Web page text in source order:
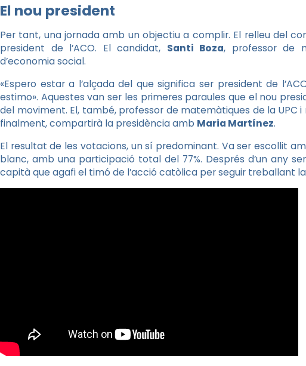
El nou president
Per tant, una jornada amb un objectiu a complir. El relleu del
president de l’ACO. El candidat, Santi Boza, professor de
d’economia social.
«Espero estar a l’alçada del que significa ser president de
estimo». Aquestes van ser les primeres paraules que el nou
del moviment. El, també, professor de matemàtiques de la UPC i
finalment, compartirà la presidència amb Maria Martínez.
El resultat de les votacions, un sí predominant. Va ser escollit
blanc, amb una participació total del 77%. Després d’un any
capità que agafi el timó de l’acció catòlica per seguir treballant